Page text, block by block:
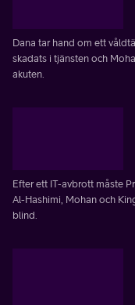
Dana tar hand om ett
skadats i tjänsten och
akuten.
Efter ett IT-avbrott måste
Al-Hashimi, Mohan och
blind.